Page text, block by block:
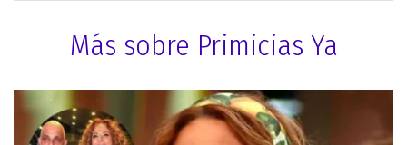
Más sobre Primicias Ya